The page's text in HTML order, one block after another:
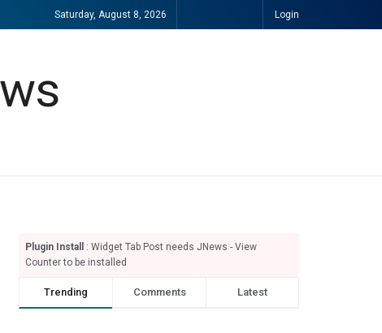
Saturday, August 8, 2026 Login
Plugin Install
: Widget Tab Post needs JNews - View
Counter to be installed
Trending Comments Latest